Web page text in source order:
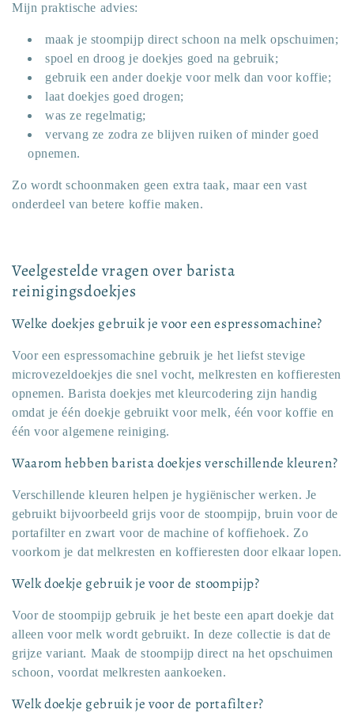
Mijn praktische advies:
maak je stoompijp direct schoon na melk opschuimen;
spoel en droog je doekjes goed na gebruik;
gebruik een ander doekje voor melk dan voor koffie;
laat doekjes goed drogen;
was ze regelmatig;
vervang ze zodra ze blijven ruiken of minder goed
opnemen.
Zo wordt schoonmaken geen extra taak, maar een vast
onderdeel van betere koffie maken.
Veelgestelde vragen over barista
reinigingsdoekjes
Welke doekjes gebruik je voor een espressomachine?
Voor een espressomachine gebruik je het liefst stevige
microvezeldoekjes die snel vocht, melkresten en koffieresten
opnemen. Barista doekjes met kleurcodering zijn handig
omdat je één doekje gebruikt voor melk, één voor koffie en
één voor algemene reiniging.
Waarom hebben barista doekjes verschillende kleuren?
Verschillende kleuren helpen je hygiënischer werken. Je
gebruikt bijvoorbeeld grijs voor de stoompijp, bruin voor de
portafilter en zwart voor de machine of koffiehoek. Zo
voorkom je dat melkresten en koffieresten door elkaar lopen.
Welk doekje gebruik je voor de stoompijp?
Voor de stoompijp gebruik je het beste een apart doekje dat
alleen voor melk wordt gebruikt. In deze collectie is dat de
grijze variant. Maak de stoompijp direct na het opschuimen
schoon, voordat melkresten aankoeken.
Welk doekje gebruik je voor de portafilter?